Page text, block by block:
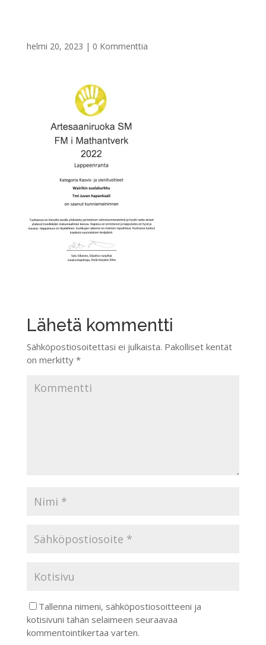
helmi 20, 2023 | 0 Kommenttia
Lähetä kommentti
Sähköpostiosoitettasi ei julkaista. Pakolliset kentät
on merkitty *
Tallenna nimeni, sähköpostiosoitteeni ja
kotisivuni tähän selaimeen seuraavaa
kommentointikertaa varten.